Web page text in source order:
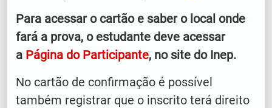
Para acessar o cartão e saber o local onde
fará a prova, o estudante deve acessar
a Página do Participante, no site do Inep.
No cartão de confirmação é possível
também registrar que o inscrito terá direito